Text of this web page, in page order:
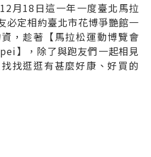
月18日這一年一度臺北馬拉
必定相約臺北市花博爭艷館一
，趁著【馬拉松運動博覽會
】，除了與跑友們一起相見
找逛逛有甚麼好康、好買的